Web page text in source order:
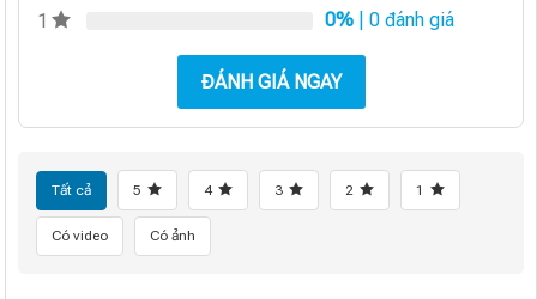
1
0% | 0 đánh giá
ĐÁNH GIÁ NGAY
Tất cả 5 4 3 2 1
Có video Có ảnh